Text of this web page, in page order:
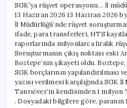
SGK’ya rüşvet operasyonu… İl
13 Haziran 2026 13 Haziran 2026
İl Müdürlüğü’nde rüşvet
ifade, para transferleri, HTS
raporlarında milyonlarca liralık
Soruşturmanın çıkış noktası eski
Boztepe’nin şikayeti oldu.
SGK borçlarının yapılandırılması
yazısı verilmesi karşılığında SGK
Tanrıöver’in kendisinden 1
. Dosyadaki bilgilere göre, paranın